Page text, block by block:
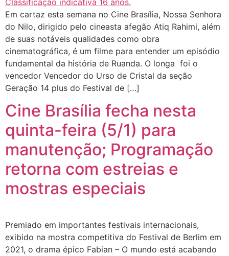
Em cartaz esta semana no Cine Brasília, Nossa Senhora
do Nilo, dirigido pelo cineasta afegão Atiq Rahimi, além
de suas notáveis qualidades como obra
cinematográfica, é um filme para entender um episódio
fundamental da história de Ruanda. O longa foi o
vencedor Vencedor do Urso de Cristal da seção
Geração 14 plus do Festival de […]
Cine Brasília fecha nesta
quinta-feira (5/1) para
manutenção; Programação
retorna com estreias e
mostras especiais
Premiado em importantes festivais internacionais,
exibido na mostra competitiva do Festival de Berlim em
2021, o drama épico Fabian – O mundo está acabando